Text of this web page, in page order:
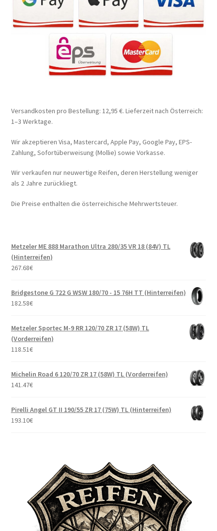
Versandkosten pro Bestellung: 12,95 €. Lieferzeit nach Österreich:
1–3 Werktage.
Wir akzeptieren Visa, Mastercard, Apple Pay, Google Pay, EPS-
Zahlung, Sofortüberweisung (Mollie) sowie Vorkasse.
Wir verkaufen nur neuwertige Reifen, deren Herstellung weniger
als 2 Jahre zurückliegt.
Die Preise enthalten die österreichische Mehrwertsteuer.
Metzeler ME 888 Marathon Ultra 280/35 VR 18 (84V) TL
(Hinterreifen)
267.68€
Bridgestone G 722 G WSW 180/70 - 15 76H TT (Hinterreifen)
182.58€
Metzeler Sportec M-9 RR 120/70 ZR 17 (58W) TL
(Vorderreifen)
118.51€
Michelin Road 6 120/70 ZR 17 (58W) TL (Vorderreifen)
141.47€
Pirelli Angel GT II 190/55 ZR 17 (75W) TL (Hinterreifen)
193.10€